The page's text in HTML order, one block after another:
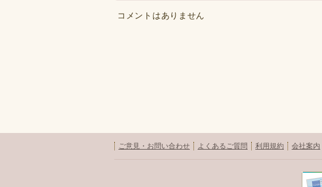
コメントはありません
ご意見・お問い合わせ よくあるご質問 利用規約 会社案内